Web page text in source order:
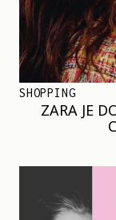
SHOPPING
ZARA JE